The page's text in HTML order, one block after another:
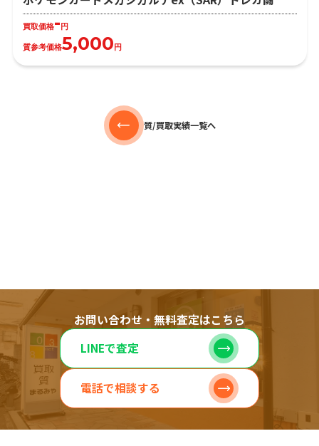
買取価格- 円
質参考価格5,000 円
質/買取実績一覧へ
お問い合わせ・無料査定はこちら